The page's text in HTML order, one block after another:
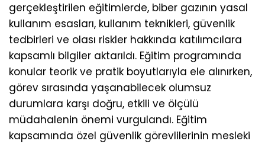
gerçekleştirilen eğitimlerde, biber gazının yasal
kullanım esasları, kullanım teknikleri, güvenlik
tedbirleri ve olası riskler hakkında katılımcılara
kapsamlı bilgiler aktarıldı. Eğitim programında
konular teorik ve pratik boyutlarıyla ele alınırken,
görev sırasında yaşanabilecek olumsuz
durumlara karşı doğru, etkili ve ölçülü
müdahalenin önemi vurgulandı. Eğitim
kapsamında özel güvenlik görevlilerinin mesleki